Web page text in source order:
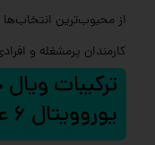
از محبوب‌ترین انتخاب‌ها
کارمندان پرمشغله و
ترکیبات
یوروویتال 6 عدد